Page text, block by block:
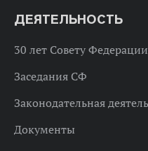
ДЕЯТЕЛЬНОСТЬ
30 лет Совету Федерации
Заседания СФ
Законодательная
Документы